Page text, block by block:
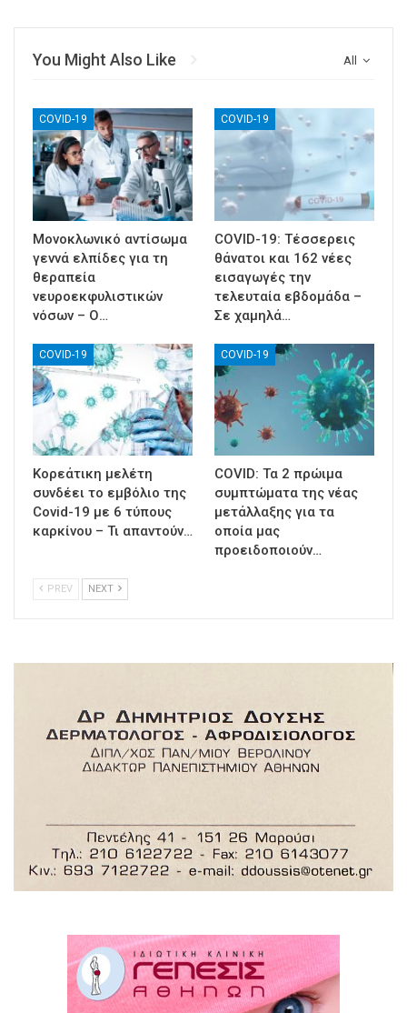
All
You Might Also Like
COVID-19
Μονοκλωνικό αντίσωμα
γεννά ελπίδες για τη
θεραπεία
νευροεκφυλιστικών
νόσων – Ο…
COVID-19
COVID-19: Τέσσερεις
θάνατοι και 162 νέες
εισαγωγές την
τελευταία εβδομάδα –
Σε χαμηλά…
COVID-19
Κορεάτικη μελέτη
συνδέει το εμβόλιο της
Covid-19 με 6 τύπους
καρκίνου – Τι απαντούν…
COVID-19
COVID: Τα 2 πρώιμα
συμπτώματα της νέας
μετάλλαξης για τα
οποία μας
προειδοποιούν…
PREV NEXT